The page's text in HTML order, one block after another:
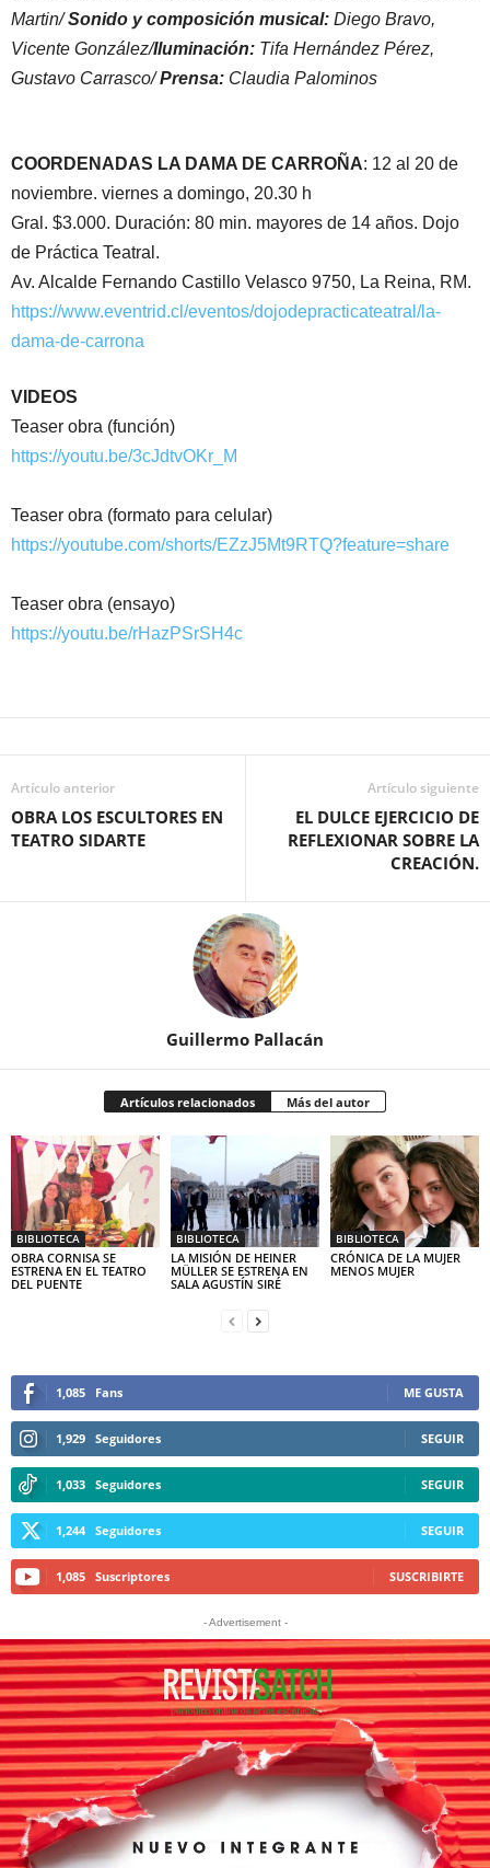
Martin/Sonido y composición musical: Diego Bravo,
Vicente González/Iluminación: Tifa Hernández Pérez,
Gustavo Carrasco/Prensa: Claudia Palominos
COORDENADAS LA DAMA DE CARROÑA: 12 al 20 de
noviembre. viernes a domingo, 20.30 h
Gral. $3.000. Duración: 80 min. mayores de 14 años. Dojo
de Práctica Teatral.
Av. Alcalde Fernando Castillo Velasco 9750, La Reina, RM.
https://www.eventrid.cl/eventos/dojodepracticateatral/la-
dama-de-carrona
VIDEOS
Teaser obra (función)
https://youtu.be/3cJdtvOKr_M
Teaser obra (formato para celular)
https://youtube.com/shorts/EZzJ5Mt9RTQ?feature=share
Teaser obra (ensayo)
https://youtu.be/rHazPSrSH4c
Artículo anterior
OBRA LOS ESCULTORES EN
TEATRO SIDARTE
Artículo siguiente
EL DULCE EJERCICIO DE
REFLEXIONAR SOBRE LA
CREACIÓN.
Guillermo Pallacán
Artículos relacionados Más del autor
BIBLIOTECA
OBRA CORNISA SE
ESTRENA EN EL TEATRO
DEL PUENTE
BIBLIOTECA
LA MISIÓN DE HEINER
MÜLLER SE ESTRENA EN
SALA AGUSTÍN SIRÉ
BIBLIOTECA
CRÓNICA DE LA MUJER
MENOS MUJER
1,085 Fans ME GUSTA
1,929 Seguidores SEGUIR
1,033 Seguidores SEGUIR
1,244 Seguidores SEGUIR
1,085 Suscriptores SUSCRIBIRTE
- Advertisement -